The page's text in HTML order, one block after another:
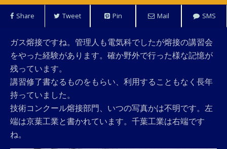
Share Tweet Pin Mail SMS
ガス熔接ですね。管理人も電気科でしたが熔接の講習会
をやった経験があります。確か野外で行った様な記憶が
残っています。
講習修了書なるものをもらい、利用することもなく長年
持っていました。
技術コンクール熔接部門、いつの写真かは不明です。左
端は京葉工業と書かれています。千葉工業は右端です
ね。